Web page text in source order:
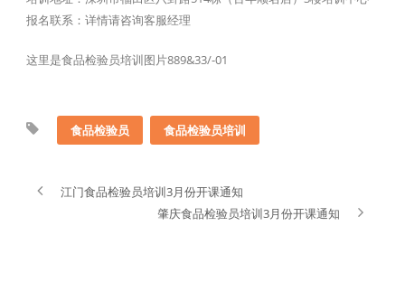
报名联系：详情请咨询客服经理
这里是食品检验员培训图片889&33/-01
食品检验员 食品检验员培训
江门食品检验员培训3月份开课通知
肇庆食品检验员培训3月份开课通知